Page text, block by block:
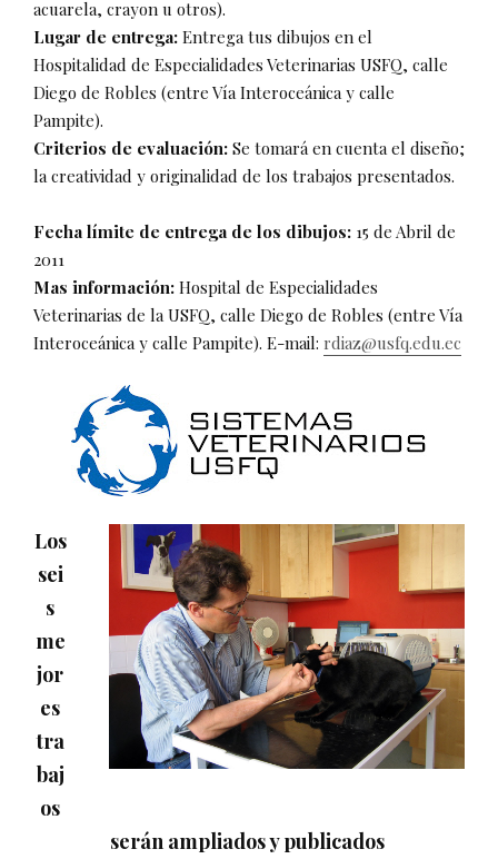
acuarela, crayon u otros).
Lugar de entrega: Entrega tus dibujos en el
Hospitalidad de Especialidades Veterinarias USFQ, calle
Diego de Robles (entre Vía Interoceánica y calle
Pampite).
Criterios de evaluación: Se tomará en cuenta el diseño;
la creatividad y originalidad de los trabajos presentados.
Fecha límite de entrega de los dibujos: 15 de Abril de
2011
Mas información: Hospital de Especialidades
Veterinarias de la USFQ, calle Diego de Robles (entre Vía
Interoceánica y calle Pampite). E-mail: rdiaz@usfq.edu.ec
Los
sei
s
me
jor
es
tra
baj
os
serán ampliados y publicados